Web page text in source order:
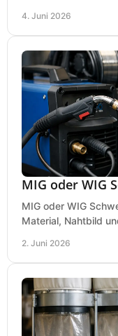
4. Juni 2026
MIG oder WIG
MIG oder WIG
Material, Nahtbild
2. Juni 2026